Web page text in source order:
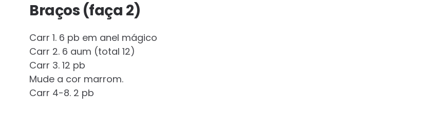
Braços (faça 2)
Carr 1. 6 pb em anel mágico
Carr 2. 6 aum (total 12)
Carr 3. 12 pb
Mude a cor marrom.
Carr 4-8. 2 pb